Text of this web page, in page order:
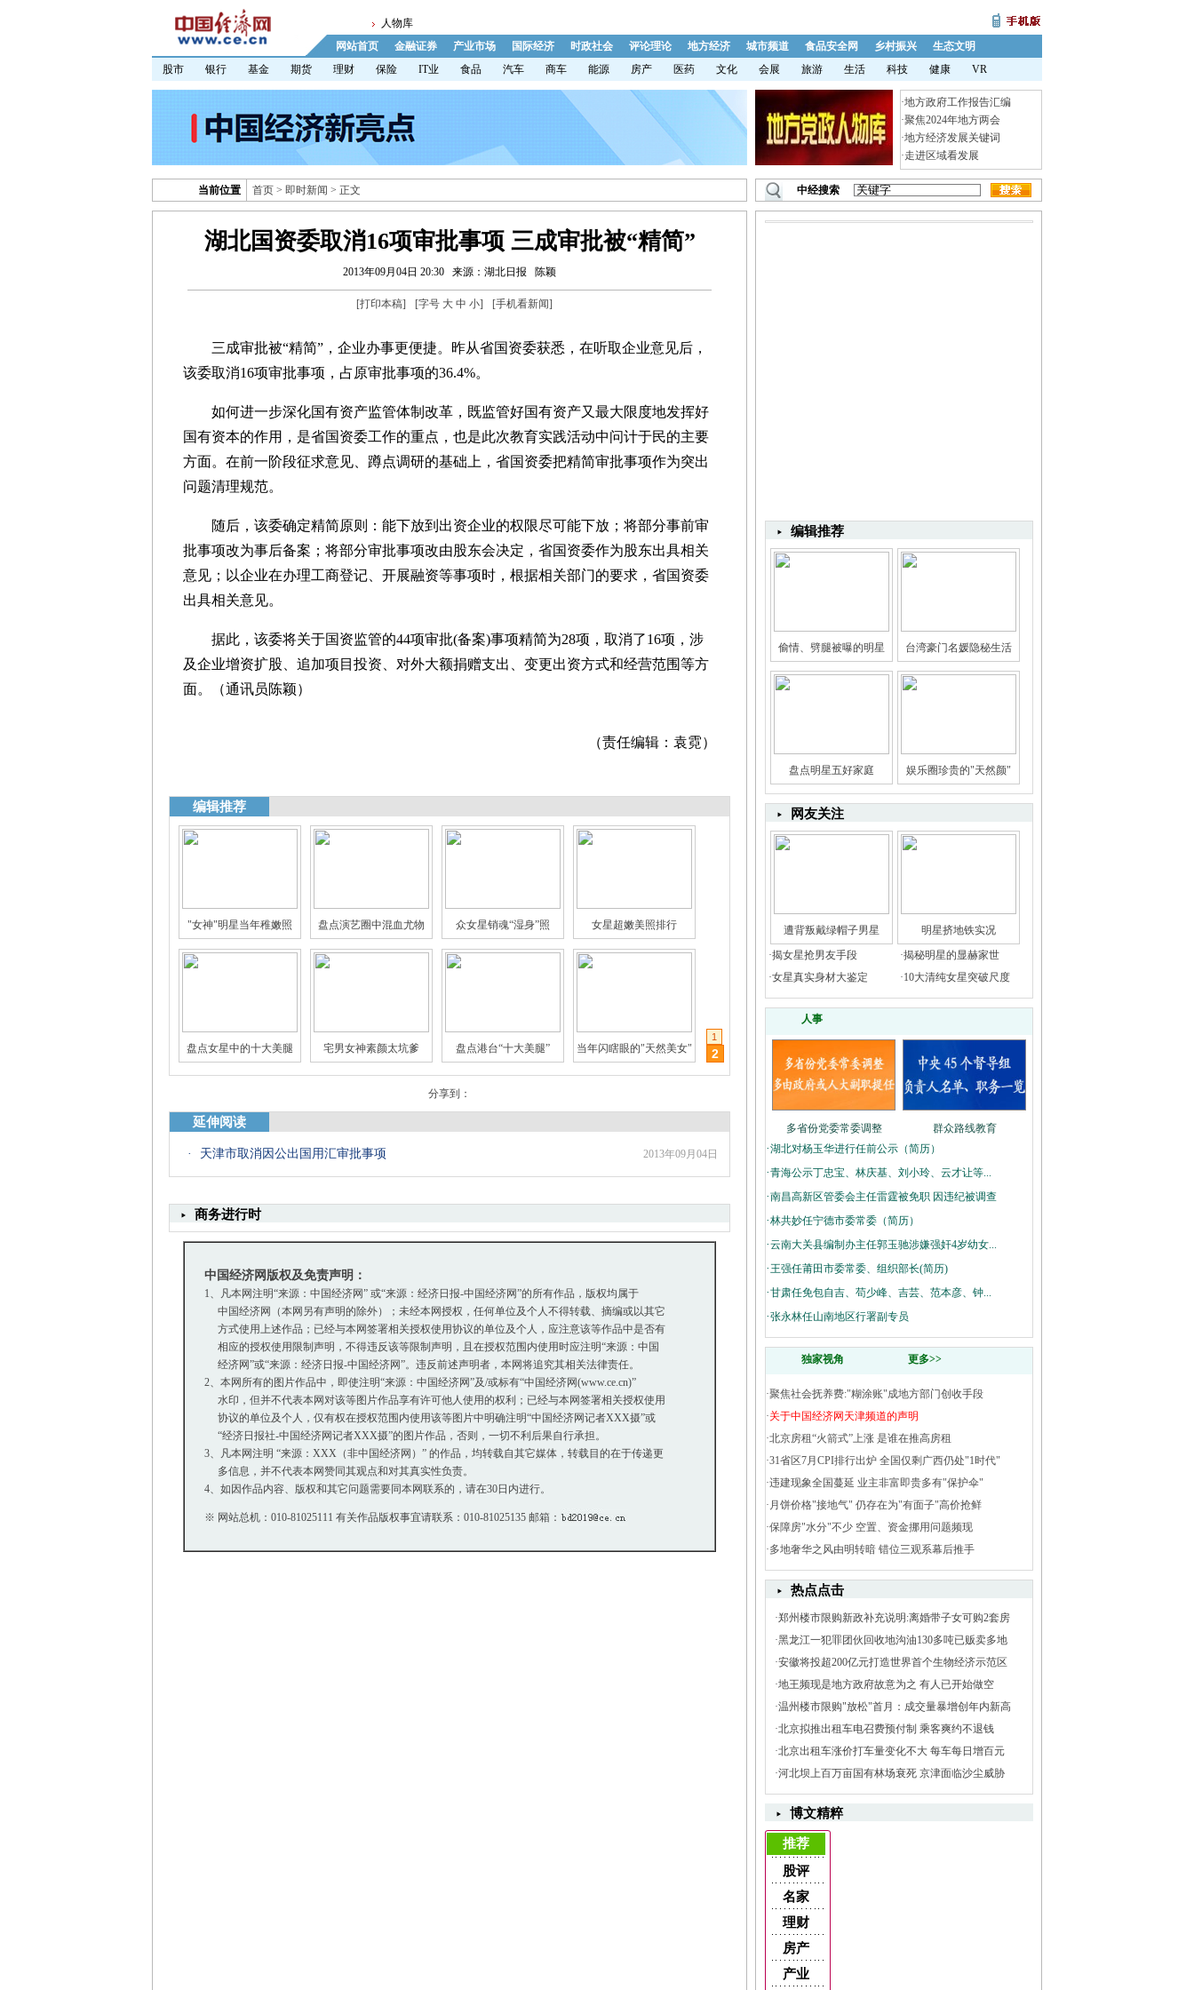
人物库
网站首页
金融证券 产业市场 国际经济 时政社会 评论理论 地方经济 城市频道 食品安全网 乡村振兴
生态文明
股市
银行 基金 期货 理财 保险 IT业 食品 汽车 商车 能源 房产 医药 文化 会展 旅游 生活 科技 健康 VR
·地方政府工作报告汇编
·聚焦2024年地方两会
·地方经济发展关键词
·走进区域看发展
当前位置 首页 > 即时新闻 > 正文 中经搜索
湖北国资委取消16项审批事项 三成审批被“精简”
2013年09月04日 20:30 来源：湖北日报 陈颖
[打印本稿] [字号 大 中 小] [手机看新闻]
三成审批被“精简”，企业办事更便捷。昨从省国资委获悉，在听取企业意见后，
该委取消16项审批事项，占原审批事项的36.4%。
如何进一步深化国有资产监管体制改革，既监管好国有资产又最大限度地发挥好
国有资本的作用，是省国资委工作的重点，也是此次教育实践活动中问计于民的主要
方面。在前一阶段征求意见、蹲点调研的基础上，省国资委把精简审批事项作为突出
问题清理规范。
随后，该委确定精简原则：能下放到出资企业的权限尽可能下放；将部分事前审
批事项改为事后备案；将部分审批事项改由股东会决定，省国资委作为股东出具相关
意见；以企业在办理工商登记、开展融资等事项时，根据相关部门的要求，省国资委
出具相关意见。
据此，该委将关于国资监管的44项审批(备案)事项精简为28项，取消了16项，涉
及企业增资扩股、追加项目投资、对外大额捐赠支出、变更出资方式和经营范围等方
面。（通讯员陈颖）
（责任编辑：袁霓）
编辑推荐
"女神"明星当年稚嫩照 盘点演艺圈中混血尤物 众女星销魂“湿身”照 女星超嫩美照排行
娱乐圈身家过亿的明星 揭秘娱乐圈真假"闺蜜情" 三线女星的豪门生活 男星“第三只眼”
盘点女星中的十大美腿 宅男女神素颜太坑爹 盘点港台“十大美腿” 当年闪瞎眼的"天然美女"
1
2
分享到：
延伸阅读
· 天津市取消因公出国用汇审批事项 2013年09月04日
商务进行时
中国经济网版权及免责声明：
1、凡本网注明“来源：中国经济网” 或“来源：经济日报-中国经济网”的所有作品，版权均属于
中国经济网（本网另有声明的除外）；未经本网授权，任何单位及个人不得转载、摘编或以其它
方式使用上述作品；已经与本网签署相关授权使用协议的单位及个人，应注意该等作品中是否有
相应的授权使用限制声明，不得违反该等限制声明，且在授权范围内使用时应注明“来源：中国
经济网”或“来源：经济日报-中国经济网”。违反前述声明者，本网将追究其相关法律责任。
2、本网所有的图片作品中，即使注明“来源：中国经济网”及/或标有“中国经济网(www.ce.cn)”
水印，但并不代表本网对该等图片作品享有许可他人使用的权利；已经与本网签署相关授权使用
协议的单位及个人，仅有权在授权范围内使用该等图片中明确注明“中国经济网记者XXX摄”或
“经济日报社-中国经济网记者XXX摄”的图片作品，否则，一切不利后果自行承担。
3、凡本网注明 “来源：XXX（非中国经济网）” 的作品，均转载自其它媒体，转载目的在于传递更
多信息，并不代表本网赞同其观点和对其真实性负责。
4、如因作品内容、版权和其它问题需要同本网联系的，请在30日内进行。
※ 网站总机：010-81025111 有关作品版权事宜请联系：010-81025135 邮箱：
编辑推荐
偷情、劈腿被曝的明星 台湾豪门名媛隐秘生活
盘点明星五好家庭 娱乐圈珍贵的"天然颜"
网友关注
遭背叛戴绿帽子男星
明星挤地铁实况
·揭女星抢男友手段 ·揭秘明星的显赫家世
·女星真实身材大鉴定 ·10大清纯女星突破尺度
人事
多省份党委常委调整 群众路线教育
·湖北对杨玉华进行任前公示（简历）
·青海公示丁忠宝、林庆基、刘小玲、云才让等...
·南昌高新区管委会主任雷霆被免职 因违纪被调查
·林共妙任宁德市委常委（简历）
·云南大关县编制办主任郭玉驰涉嫌强奸4岁幼女...
·王强任莆田市委常委、组织部长(简历)
·甘肃任免包自吉、苟少峰、吉芸、范本彦、钟...
·张永林任山南地区行署副专员
独家视角 更多>>
·聚焦社会抚养费:"糊涂账"成地方部门创收手段
·关于中国经济网天津频道的声明
·北京房租“火箭式”上涨 是谁在推高房租
·31省区7月CPI排行出炉 全国仅剩广西仍处"1时代"
·违建现象全国蔓延 业主非富即贵多有"保护伞"
· 月饼价格"接地气" 仍存在为"有面子"高价抢鲜
·保障房"水分"不少 空置、资金挪用问题频现
·多地奢华之风由明转暗 错位三观系幕后推手
热点点击
·郑州楼市限购新政补充说明:离婚带子女可购2套房
·黑龙江一犯罪团伙回收地沟油130多吨已贩卖多地
·安徽将投超200亿元打造世界首个生物经济示范区
·地王频现是地方政府故意为之 有人已开始做空
·温州楼市限购"放松"首月：成交量暴增创年内新高
·北京拟推出租车电召费预付制 乘客爽约不退钱
·北京出租车涨价打车量变化不大 每车每日增百元
·河北坝上百万亩国有林场衰死 京津面临沙尘威胁
博文精粹
推荐
股评
名家
理财
房产
产业